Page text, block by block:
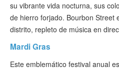
su vibrante vida nocturna, sus
de hierro forjado. Bourbon Street
distrito, repleto de música en
Mardi Gras
Este emblemático festival anual